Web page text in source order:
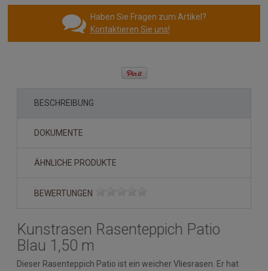
Haben Sie Fragen zum Artikel?
Kontaktieren Sie uns!
BESCHREIBUNG
DOKUMENTE
ÄHNLICHE PRODUKTE
BEWERTUNGEN
Kunstrasen Rasenteppich Patio
Blau 1,50 m
Dieser Rasenteppich Patio ist ein weicher Vliesrasen. Er hat